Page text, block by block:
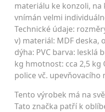
materiálu ke konzoli,
vnímán velmi
Technické údaje:
v) materiál: MDF deska,
dýha: PVC barva: lesklá
kg hmotnost: cca 2,5 kg
police vč. upevňovacího
Tento výrobek má na
Tato značka patří k